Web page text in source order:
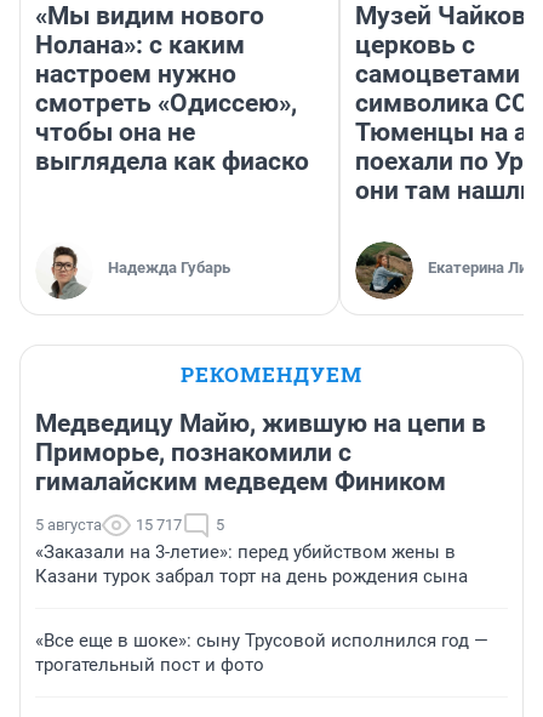
«Мы видим нового
Нолана»: с каким
настроем нужно
смотреть «Одиссею»,
чтобы она не
выглядела как фиаско
Надежда Губарь
Музей
церковь с
самоцветами
символика
Тюменцы на
поехали по
они там нашли
Екатерина
РЕКОМЕНДУЕМ
Медведицу Майю, жившую на цепи в
Приморье, познакомили с
гималайским медведем Фиником
5 августа 15 717 5
«Заказали на 3-летие»: перед убийством жены в
Казани турок забрал торт на день рождения сына
«Все еще в шоке»: сыну Трусовой исполнился год —
трогательный пост и фото